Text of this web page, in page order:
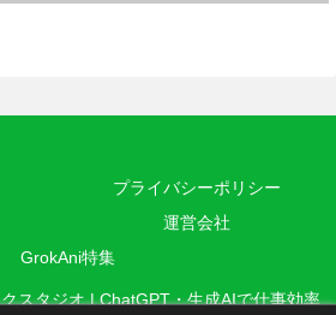
プライバシーポリシー
運営会社
GrokAni特集
スタジオ | ChatGPT・生成AIで仕事効率